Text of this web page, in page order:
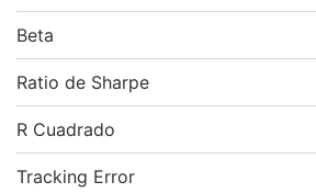
Beta
Ratio de Sharpe
R Cuadrado
Tracking Error